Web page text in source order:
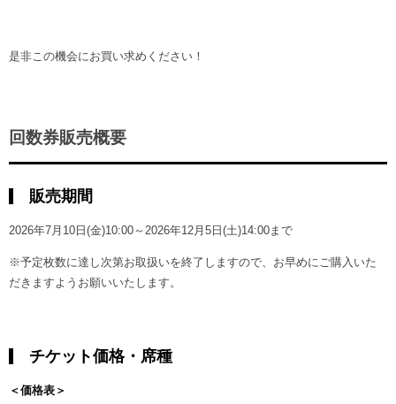
是非この機会にお買い求めください！
回数券販売概要
販売期間
2026年7月10日(金)10:00～2026年12月5日(土)14:00まで
※予定枚数に達し次第お取扱いを終了しますので、お早めにご購入いた
だきますようお願いいたします。
チケット価格・席種
＜価格表＞